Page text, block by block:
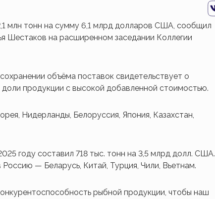
млн тонн на сумму 6,1 млрд долларов США, сообщил
Шестаков на расширенном заседании Коллегии
объёма поставок свидетельствует о
продукции с высокой добавленной стоимостью.
Нидерланды, Белоруссия, Япония, Казахстан,
году составил 718 тыс. тонн на 3,5 млрд долл. США.
— Беларусь, Китай, Турция, Чили, Вьетнам.
рыбной продукции, чтобы наш